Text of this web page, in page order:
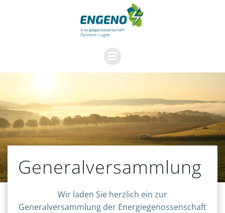
Zum
Inhalt
springen
Generalversammlung
Wir laden Sie herzlich ein zur
Generalversammlung der Energiegenossenschaft